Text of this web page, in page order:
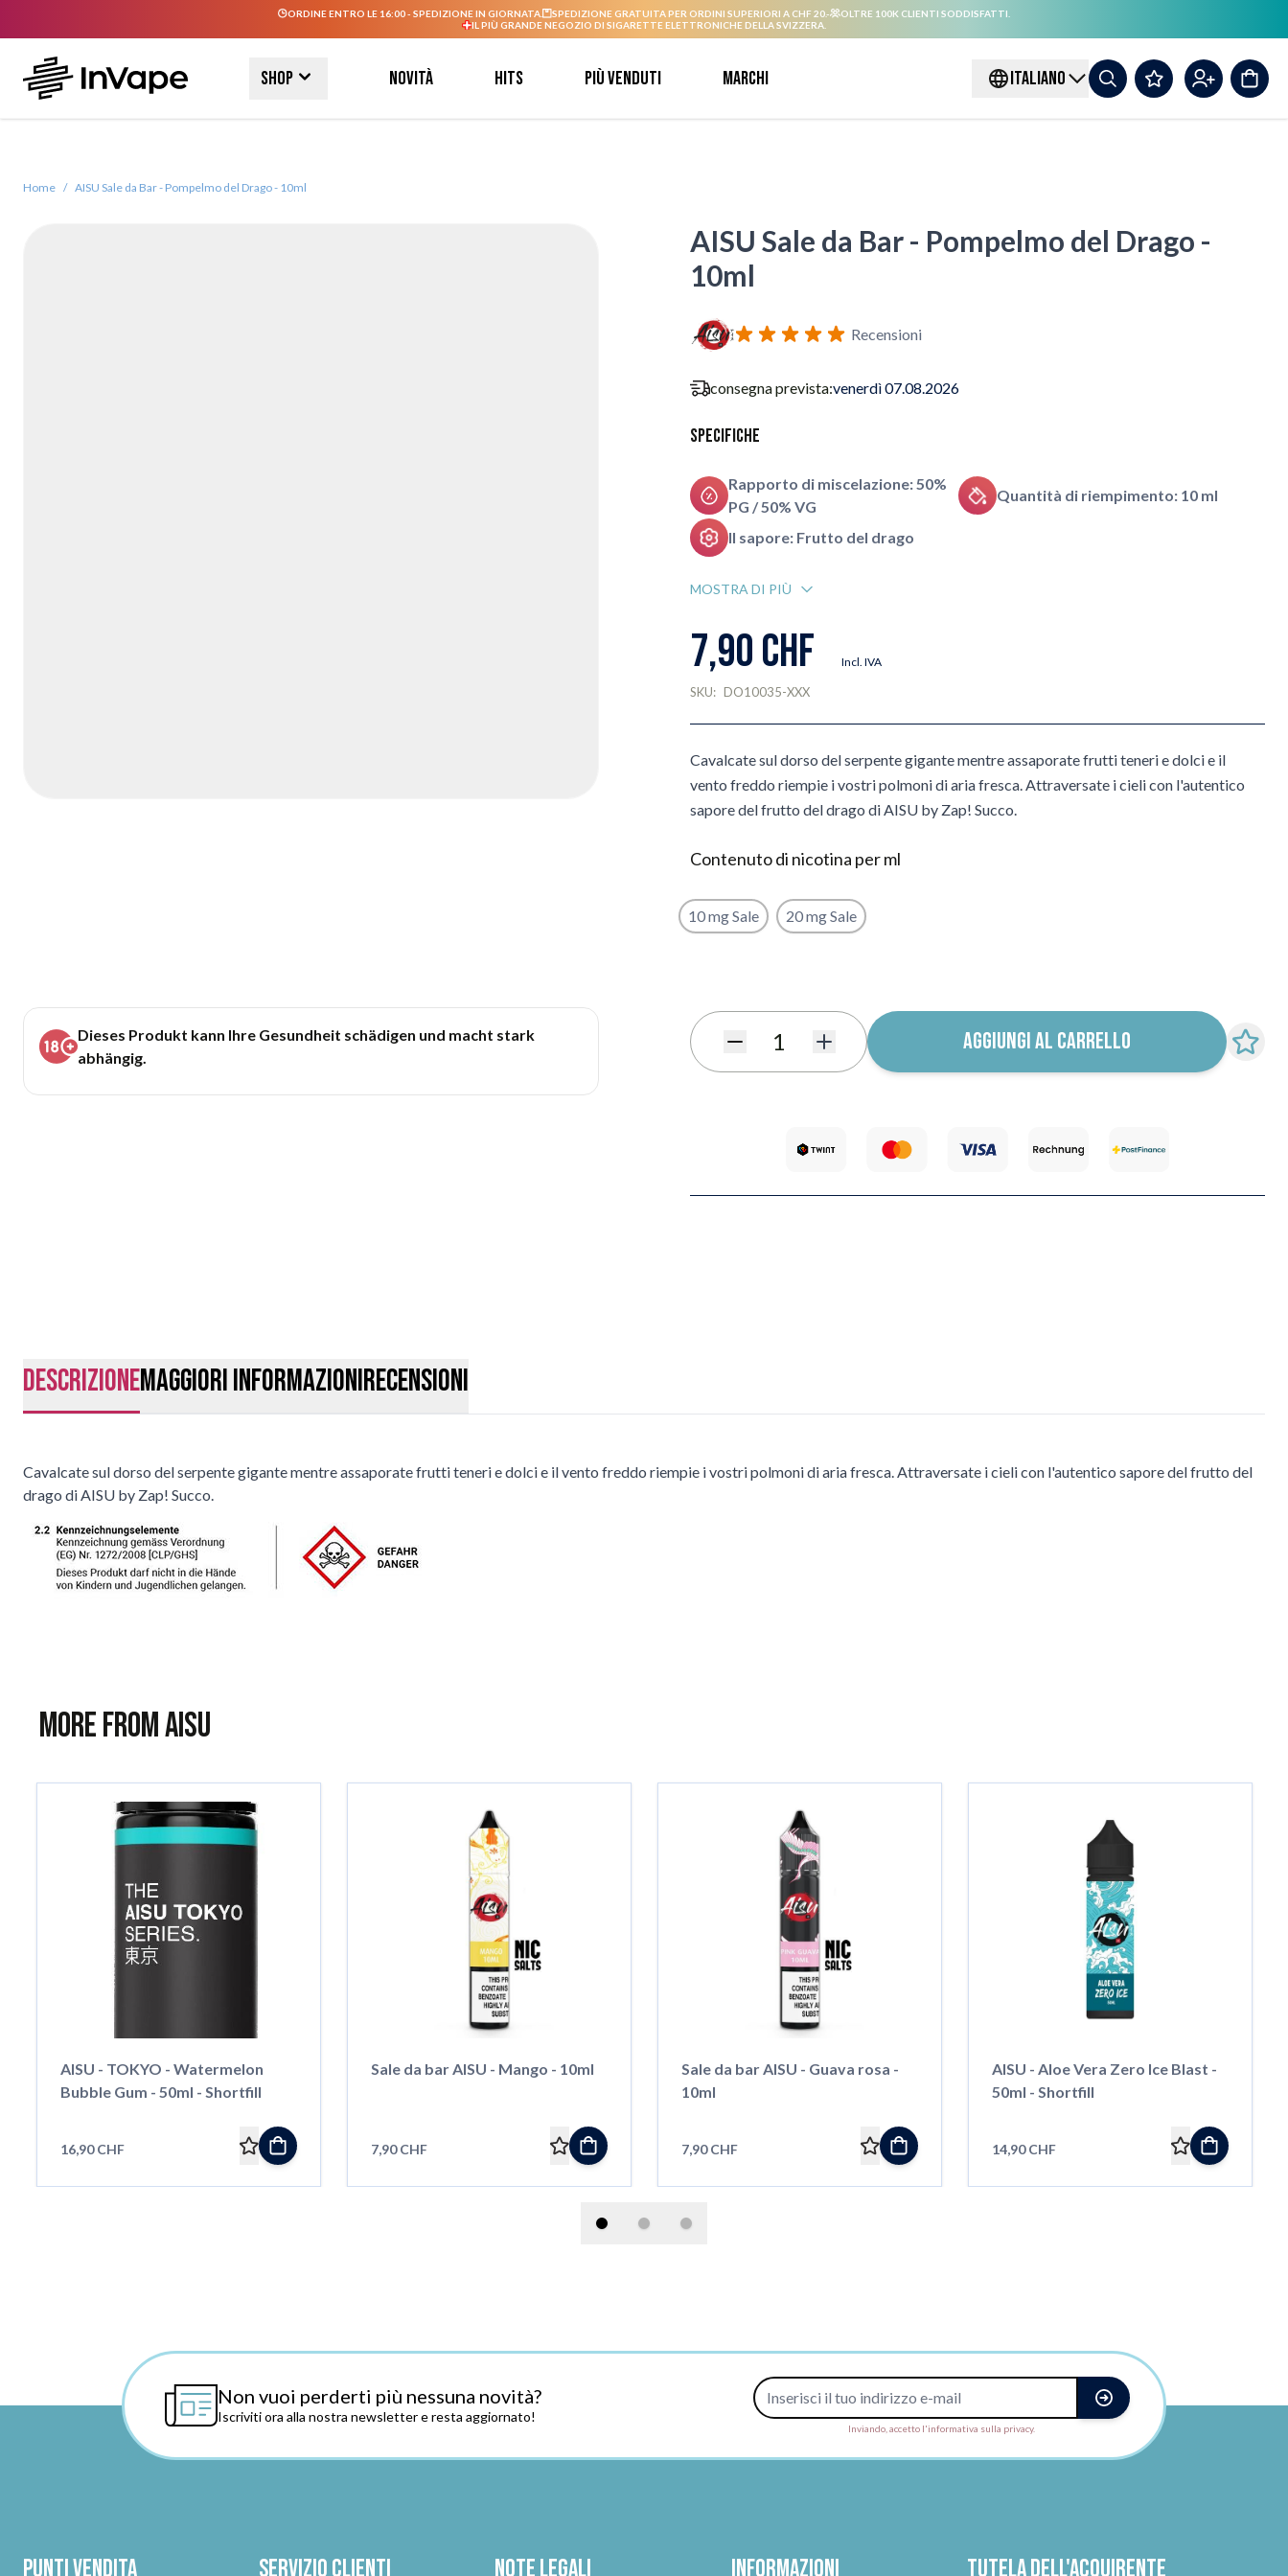
ORDINE ENTRO LE 16:00 - SPEDIZIONE IN GIORNATA. SPEDIZIONE GRATUITA PER ORDINI SUPERIORI A CHF 20.-
OLTRE 100K CLIENTI SODDISFATTI.
IL PIÙ GRANDE NEGOZIO DI SIGARETTE ELETTRONICHE DELLA SVIZZERA.
Shop Novità Hits Più venduti Marchi ITALIANO
Home / AISU Sale da Bar - Pompelmo del Drago - 10ml
Dieses Produkt kann Ihre Gesundheit schädigen und macht stark
abhängig.
AISU Sale da Bar - Pompelmo del Drago -
10ml
Recensioni
consegna prevista:venerdì 07.08.2026
Specifiche
Rapporto di miscelazione: 50%
PG / 50% VG
Quantità di riempimento: 10 ml
Il sapore: Frutto del drago
MOSTRA DI PIÙ
7,90 CHF Incl. IVA
SKU: DO10035-XXX
Cavalcate sul dorso del serpente gigante mentre assaporate frutti teneri e dolci e il
vento freddo riempie i vostri polmoni di aria fresca. Attraversate i cieli con l'autentico
sapore del frutto del drago di AISU by Zap! Succo.
Contenuto di nicotina per ml
10 mg Sale 20 mg Sale
Quantità AGGIUNGI AL CARRELLO
DescrizioneMaggiori InformazioniRecensioni
Cavalcate sul dorso del serpente gigante mentre assaporate frutti teneri e dolci e il vento freddo riempie i vostri polmoni di aria fresca. Attraversate i cieli con l'autentico sapore del frutto del
drago di AISU by Zap! Succo.
More from AISU
AISU - TOKYO - Watermelon
Bubble Gum - 50ml - Shortfill
16,90 CHF
Sale da bar AISU - Mango - 10ml
7,90 CHF
Sale da bar AISU - Guava rosa -
10ml
7,90 CHF
AISU - Aloe Vera Zero Ice Blast -
50ml - Shortfill
14,90 CHF
Non vuoi perderti più nessuna novità?
Iscriviti ora alla nostra newsletter e resta aggiornato!
Indirizzo e-mail
Inviando, accetto l'informativa sulla privacy.
Punti vendita Servizio clienti Note legali Informazioni Tutela dell'acquirente